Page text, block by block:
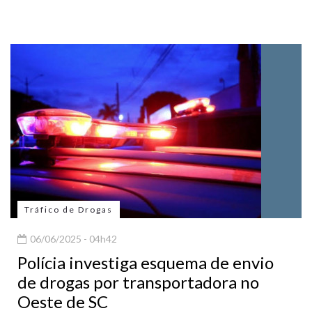
Tráfico de Drogas
06/06/2025 - 04h42
Polícia investiga esquema de envio
de drogas por transportadora no
Oeste de SC